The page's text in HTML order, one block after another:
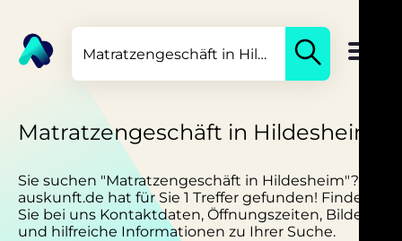
Matratzengeschäft in Hildesheim
Sie suchen "Matratzengeschäft in Hildesheim"?
auskunft.de hat für Sie 1 Treffer gefunden! Finden
Sie bei uns Kontaktdaten, Öffnungszeiten, Bilder
und hilfreiche Informationen zu Ihrer Suche.